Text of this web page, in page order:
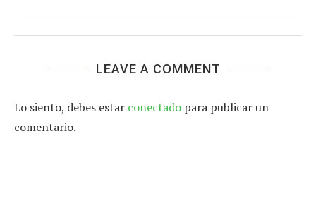
LEAVE A COMMENT
Lo siento, debes estar conectado para publicar un
comentario.